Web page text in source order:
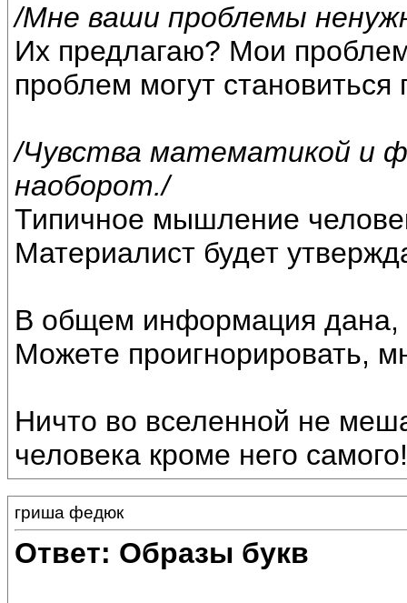
/Мне ваши проблемы
Их предлагаю? Мои
проблем могут
/Чувства математикой и
наоборот./
Типичное мышление
Материалист будет
В общем информация дана,
Можете проигнорировать,
Ничто во вселенной не
человека кроме него самого!
гриша федюк
Ответ: Образы букв